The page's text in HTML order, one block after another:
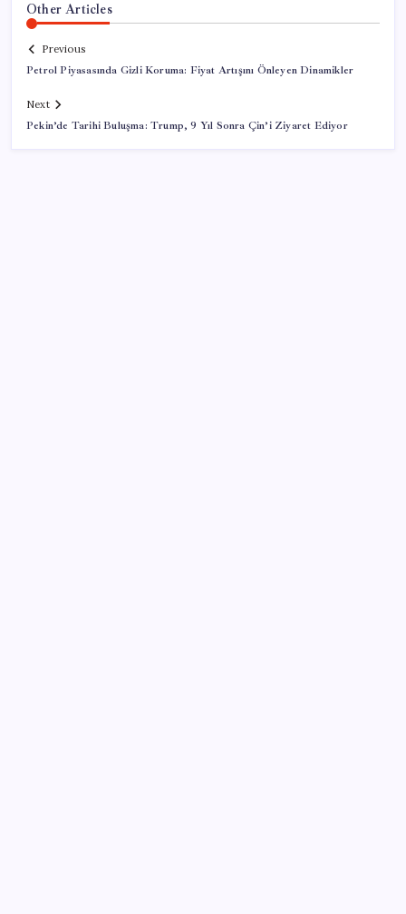
Other Articles
Previous
Petrol Piyasasında Gizli Koruma: Fiyat Artışını Önleyen Dinamikler
Next
Pekin’de Tarihi Buluşma: Trump, 9 Yıl Sonra Çin’i Ziyaret Ediyor